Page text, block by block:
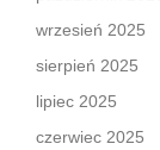
wrzesień 2025
sierpień 2025
lipiec 2025
czerwiec 2025